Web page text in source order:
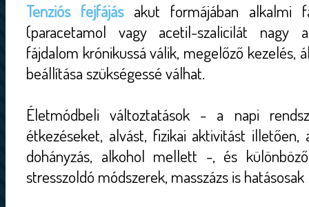
Tenziós fejfájásakut formájában alkalmi
(paracetamol vagy acetil-szalicilát nagy
fájdalom krónikussá válik, megelőző kezelés,
beállítása szükségessé válhat.
Életmódbeli változtatások - a napi
étkezéseket, alvást, fizikai aktivitást illetően,
dohányzás, alkohol mellett -, és
stresszoldó módszerek, masszázs is